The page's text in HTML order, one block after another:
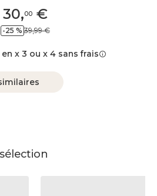
30,00 €
-25 % 39,99 €
x 3 ou x 4 sans frais